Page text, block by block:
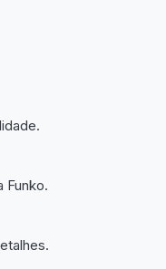
Funko.